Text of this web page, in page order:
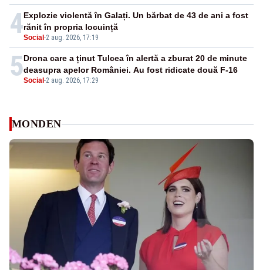
4Social -2 aug. 2026, 17:19
Explozie violentă în Galați. Un bărbat de 43 de ani a fost
rănit în propria locuință
5Social -2 aug. 2026, 17:29
Drona care a ținut Tulcea în alertă a zburat 20 de minute
deasupra apelor României. Au fost ridicate două F-16
MONDEN